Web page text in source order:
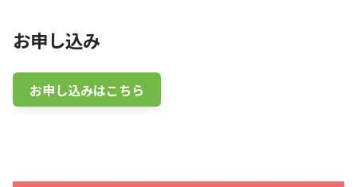
お申し込み
お申し込みはこちら